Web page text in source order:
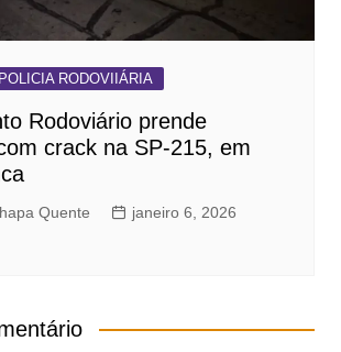
POLICIA RODOVIIÁRIA
Rodoviário prende
crack na SP-215, em
Quente
janeiro 6, 2026